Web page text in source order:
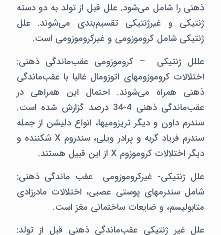
ذهنی را شامل می‌شود. علل قبل از تولد به دو دسته
ژنتیکی و غیرژنتیکی تقسیم‌بندی می‌شوند. علل
ژنتیکی شامل کروموزومی و غیرکروموزومی است.
عللل ژنتیکی – کروموزومی عقب‌ماندگی ذهنی:‌
اختلالات کروموزومهای اتوزومال غالبا با عقب‌ماندگی
ذهنی همراه می‌شوند. احتمال این همراهی در
عقب‌ماندگی ذهنی 4-34 درصد گزارش شده است.
سندرم داون و دیگر تریزومیها،‌ انواع دلیشن از جمله
سندرم فریاد گربه و پرادر ویلی، سندروم X شکننده و
دیگر اختلالات کروموزوم X از این قبیل هستند.
علل ژنتیکی- غیرکروموزومی عقب ماندگی ذهنی:
شامل سندرمهای پوستی عصبی،‌ اختلالات مادرزادی
متابولیسم، و ضایعات ساختمانی مغز است.
علل غیر ژنتیکی عقب‌ماندگی ذهنی قبل از تولد:‌